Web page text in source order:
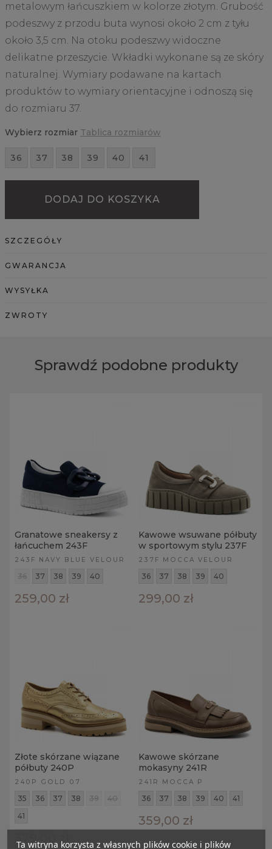
metalowym łańcuszkiem w kolorze złotym. Grubość
podeszwy z przodu buta wynosi około 2 cm z tyłu
około 3,5 cm. Na otoku podeszwy widoczne
delikatne przeszycie. Wkładki wykonane są ze skóry
naturalnej. Wymiary podawane na kartach
produktów to wymiary orientacyjne i odnoszą się
do rozmiaru 37.
Wybierz rozmiar Tablica rozmiarów
36 37 38 39 40 41
DODAJ DO KOSZYKA
SZCZEGÓŁY
GWARANCJA
WYSYŁKA
ZWROTY
Sprawdź podobne produkty
Granatowe sneakersy z
łańcuchem 243F
243F NAVY BLUE VELOUR
36 37 38 39 40
259,00 zł
Kawowe wsuwane półbuty
w sportowym stylu 237F
237F MOCCA VELOUR
36 37 38 39 40
299,00 zł
Złote skórzane wiązane
półbuty 240P
240P GOLD 07
35 36 37 38 39
40
41
379,00 zł
Kawowe skórzane
mokasyny 241R
241R MOCCA P
36 37 38 39 40 41
359,00 zł
Ta witryna korzysta z własnych plików cookie i plików